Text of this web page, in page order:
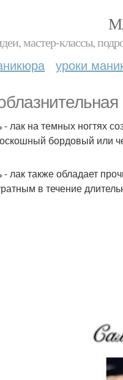
мастер-классы,
уроки
- лак на темных ногтях
бордовый или
- лак также обладает
в течение